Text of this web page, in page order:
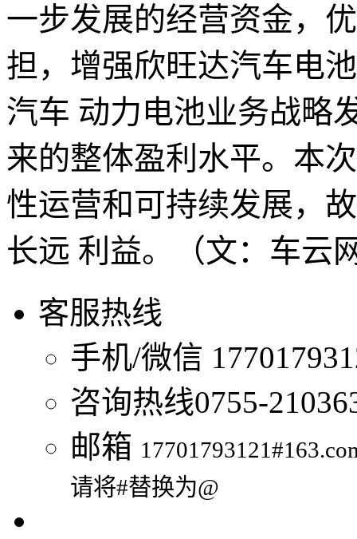
一步发展的经营资金，
担，增强欣旺达汽车电
汽车 动力电池业务战略
来的整体盈利水平。本
性运营和可持续发展，
长远 利益。（文：车云
客服热线
手机/微信
咨询热线0755-
邮箱
请将#替换为@